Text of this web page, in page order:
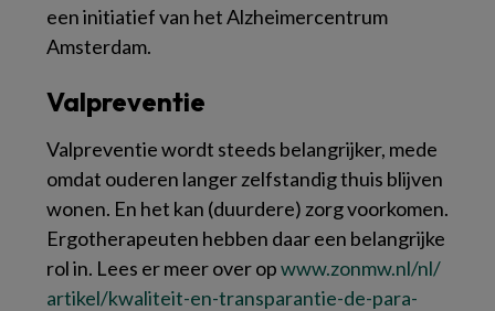
een initiatief van hetAlzheimercentrum
Amsterdam.
Valpreventie
Valpreventie wordt steeds belangrijker, mede
omdat ouderen langer zelfstandig thuis blijven
wonen. En het kan (duurdere) zorg voorkomen.
Ergotherapeuten hebben daar een belangrijke
rol in. Lees er meer over opwww.​zonmw.​nl/​nl/​
artikel/​kwaliteit-en-transparantie-de-para-